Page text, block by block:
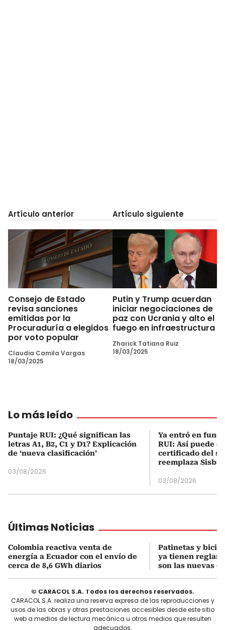
Artículo anterior
Consejo de Estado
revisa sanciones
emitidas por la
Procuraduría a elegidos
por voto popular
Claudia Camila Vargas
18/03/2025
Artículo siguiente
Putin y Trump acuerdan
iniciar negociaciones de
paz con Ucrania y alto el
fuego en infraestructura
Zharick Tatiana Ruiz
18/03/2025
Lo más leído
Puntaje RUI: ¿Qué significan las
letras A1, B2, C1 y D1? Explicación
de ‘nueva clasificación’
03/08/2026
Ya entró en
RUI: Así puede
certificado del
reemplaza
03/08/2026
Últimas Noticias
Colombia reactiva venta de
energía a Ecuador con el envío de
cerca de 8,6 GWh diarios
Patinetas y
ya tienen
son las nuevas
© CARACOL S.A. Todos los derechos reservados.
CARACOL S.A. realiza una reserva expresa de las reproducciones y
usos de las obras y otras prestaciones accesibles desde este sitio
web a medios de lectura mecánica u otros medios que resulten
adecuados.